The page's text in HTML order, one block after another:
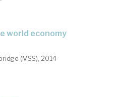
world economy
(MSS), 2014